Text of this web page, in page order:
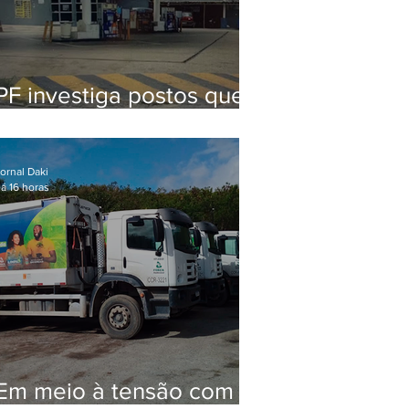
investiga postos que
de secretário
em 2020
meio à tensão com
Daki
16 horas